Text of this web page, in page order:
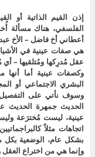
إذن القيم الذاتية أو
الفلسفي، هناك مسألة
أعطاني أخ فاضل – الأخ
هي صفات عينية في
عقل مُدرِكها ومُتلقيها –
وكصفات عينية أما أنها
البشري الاجتماعي أو
وسوف نأتي على التفصيل
الحديث جمهرة الحديث
عينية، ليست مُخترَعة
اتجاهات مثلاً
بشكل عام، الوضعية بكل
وإنما هي من اختراع العقل